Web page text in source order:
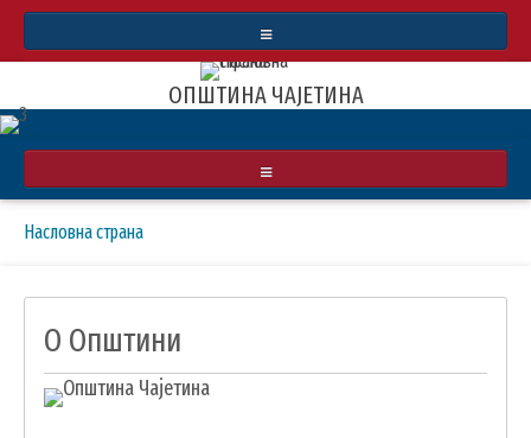
ИНФОРМАТОР О РАДУ
АРХИВА ВЕСТИ
ЗЛАТИБОРСКЕ ВЕСТИ
МАПА
ОПШТИНА ЧАЈЕТИНА
О ОПШТИНИ
ИНФРАСТРУКТУРА
КУЛТУРА
ОБРАЗОВАЊЕ
УДРУЖЕЊА И НВО
Breadcrumbs
You
Насловна страна
О Општини